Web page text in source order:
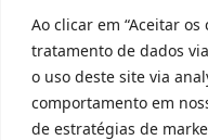
Ao clicar em “Aceitar os
tratamento de dados
o uso deste site via
comportamento em
de estratégias de
Consulte